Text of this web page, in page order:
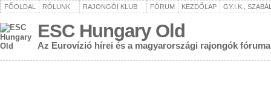
FŐOLDAL RÓLUNK RAJONGÓI KLUB FÓRUM KEZDŐLAP GY.I.K.,
ESC Hungary Old
Az Eurovízió hírei és a magyarországi rajongók fóruma